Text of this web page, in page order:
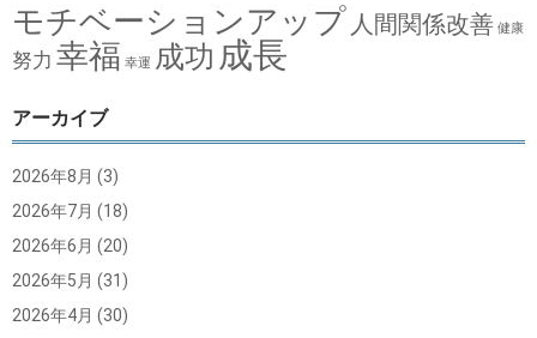
モチベーションアップ 人間関係改善 健康
努力 幸福 幸運 成功 成長
アーカイブ
2026年8月 (3)
2026年7月 (18)
2026年6月 (20)
2026年5月 (31)
2026年4月 (30)